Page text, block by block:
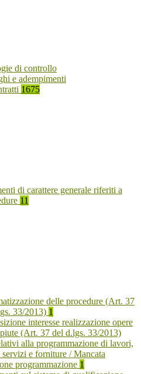
di controllo
e adempimenti
1675
di carattere generale riferiti a
11
delle procedure (Art. 37
33/2013) 1
interesse realizzazione opere
(Art. 37 del d.lgs. 33/2013)
alla programmazione di lavori,
servizi e forniture / Mancata
programmazione 1